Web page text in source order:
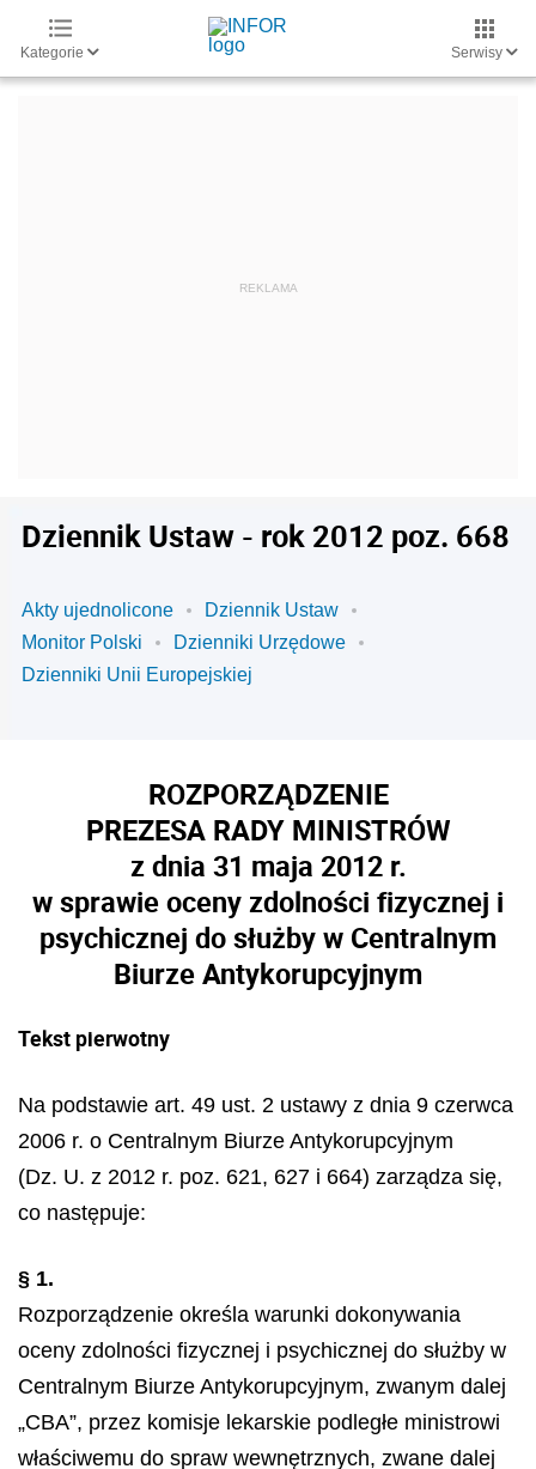
Kategorie Serwisy
Dziennik Ustaw - rok 2012 poz. 668
Akty ujednolicone
Dziennik Ustaw
Monitor Polski
Dzienniki Urzędowe
Dzienniki Unii Europejskiej
ROZPORZĄDZENIE
PREZESA RADY MINISTRÓW
z dnia 31 maja 2012 r.
w sprawie oceny zdolności fizycznej i
psychicznej do służby w Centralnym
Biurze Antykorupcyjnym
Tekst pierwotny
Na podstawie art. 49 ust. 2 ustawy z dnia 9 czerwca
2006 r. o Centralnym Biurze Antykorupcyjnym
(Dz. U. z 2012 r. poz. 621, 627 i 664) zarządza się,
co następuje:
§ 1.
Rozporządzenie określa warunki dokonywania
oceny zdolności fizycznej i psychicznej do służby w
Centralnym Biurze Antykorupcyjnym, zwanym dalej
„CBA”, przez komisje lekarskie podległe ministrowi
właściwemu do spraw wewnętrznych, zwane dalej